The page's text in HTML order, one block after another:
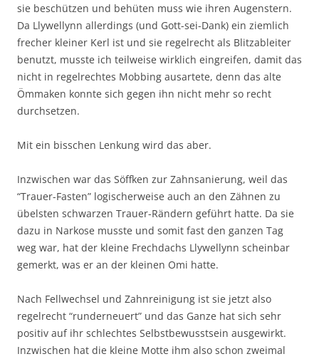
sie beschützen und behüten muss wie ihren Augenstern.
Da Llywellynn allerdings (und Gott-sei-Dank) ein ziemlich
frecher kleiner Kerl ist und sie regelrecht als Blitzableiter
benutzt, musste ich teilweise wirklich eingreifen, damit das
nicht in regelrechtes Mobbing ausartete, denn das alte
Ömmaken konnte sich gegen ihn nicht mehr so recht
durchsetzen.
Mit ein bisschen Lenkung wird das aber.
Inzwischen war das Söffken zur Zahnsanierung, weil das
“Trauer-Fasten” logischerweise auch an den Zähnen zu
übelsten schwarzen Trauer-Rändern geführt hatte. Da sie
dazu in Narkose musste und somit fast den ganzen Tag
weg war, hat der kleine Frechdachs Llywellynn scheinbar
gemerkt, was er an der kleinen Omi hatte.
Nach Fellwechsel und Zahnreinigung ist sie jetzt also
regelrecht “runderneuert” und das Ganze hat sich sehr
positiv auf ihr schlechtes Selbstbewusstsein ausgewirkt.
Inzwischen hat die kleine Motte ihm also schon zweimal